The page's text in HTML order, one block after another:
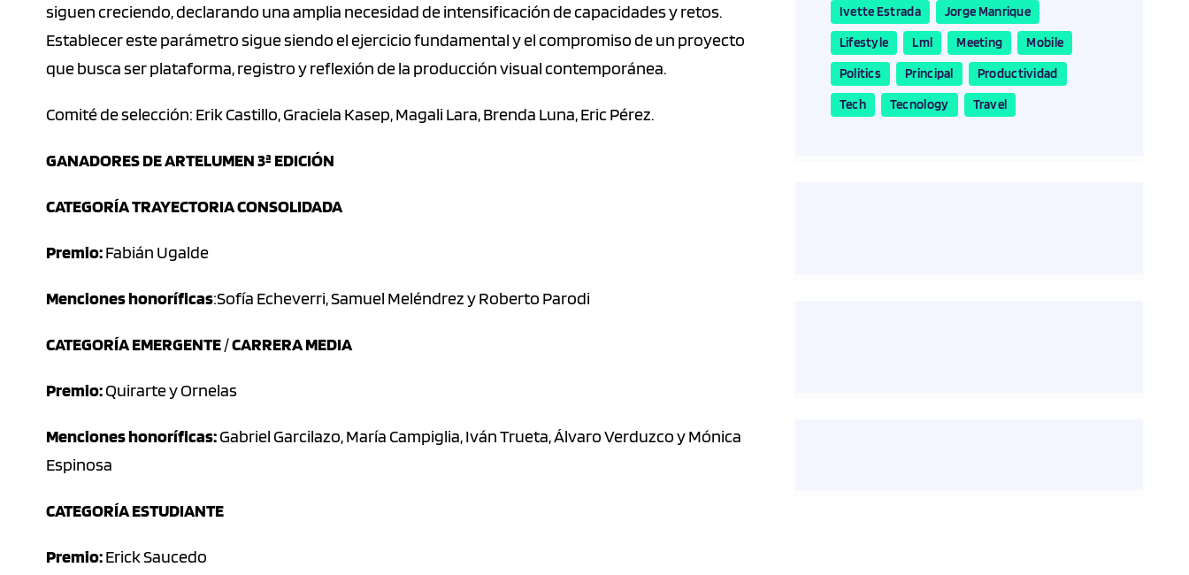
siguen creciendo, declarando una amplia necesidad de intensificación de capacidades y retos.
Establecer este parámetro sigue siendo el ejercicio fundamental y el compromiso de un proyecto
que busca ser plataforma, registro y reflexión de la producción visual contemporánea.
Comité de selección: Erik Castillo, Graciela Kasep, Magali Lara, Brenda Luna, Eric Pérez.
GANADORES DE ARTELUMEN 3ª EDICIÓN
CATEGORÍA TRAYECTORIA CONSOLIDADA
Premio:Fabián Ugalde
Menciones honoríficas:Sofía Echeverri, Samuel Meléndrez y Roberto Parodi
CATEGORÍA EMERGENTE/CARRERA MEDIA
Premio:Quirarte y Ornelas
Menciones honoríficas:Gabriel Garcilazo, María Campiglia, Iván Trueta, Álvaro Verduzco y Mónica
Espinosa
CATEGORÍA ESTUDIANTE
Premio:Erick Saucedo
Ivette Estrada
Jorge Manrique
Lifestyle
Lml Meeting
Mobile
Politics
Principal
Productividad
Tech
Tecnology Travel